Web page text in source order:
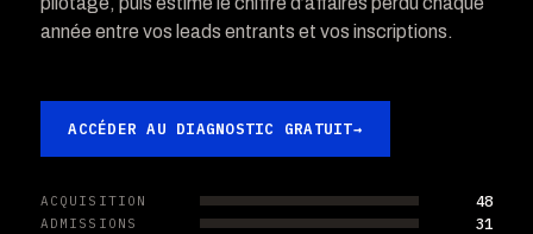
année entre vos leads entrants et vos inscriptions.
ACCÉDER AU DIAGNOSTIC GRATUIT→
ACQUISITION 48
ADMISSIONS 31